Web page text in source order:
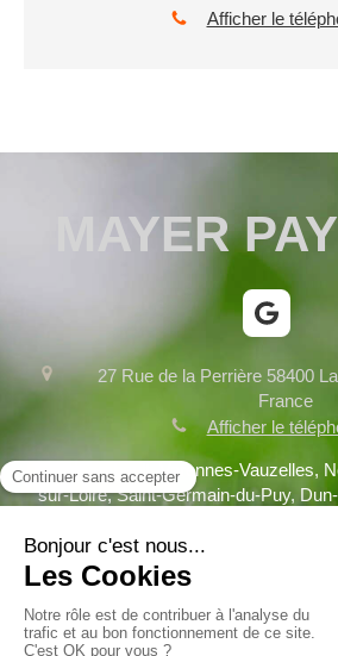
Afficher le
MAYER
27 Rue de la Perrière 58400
France
Afficher le
Fourchambault, Varennes-Vauzelles,
sur-Loire, Saint-Germain-du-Puy,
Mentions légales